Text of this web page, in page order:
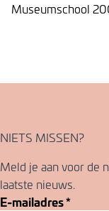
Museumschool
NIETS MISSEN?
Meld je aan voor de
laatste nieuws.
E-mailadres*